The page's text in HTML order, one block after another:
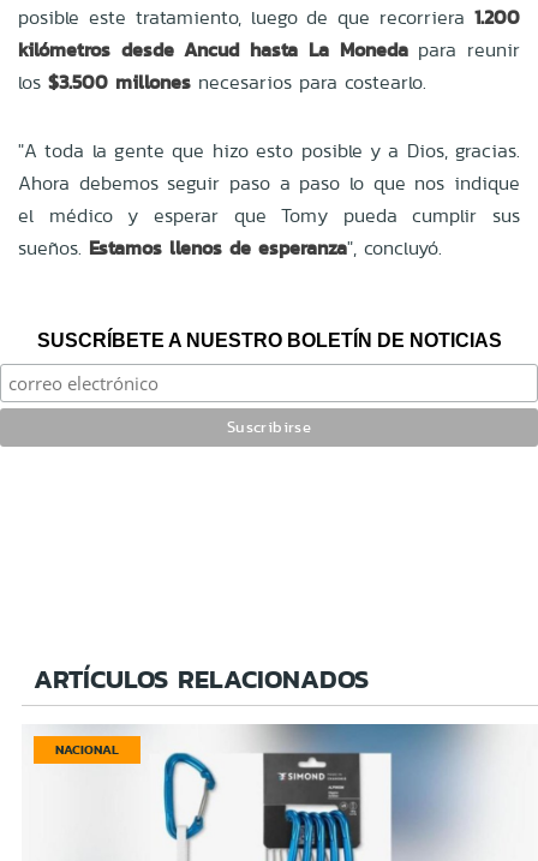
posible este tratamiento, luego de que recorriera 1.200
kilómetros desde Ancud hasta La Monedapara reunir
los $3.500 millones necesarios para costearlo.
"A toda la gente que hizo esto posible y a Dios, gracias.
Ahora debemos seguir paso a paso lo que nos indique
el médico y esperar que Tomy pueda cumplir sus
sueños. Estamos llenos de esperanza", concluyó.
SUSCRÍBETE A NUESTRO BOLETÍN DE NOTICIAS
ARTÍCULOS RELACIONADOS
NACIONAL